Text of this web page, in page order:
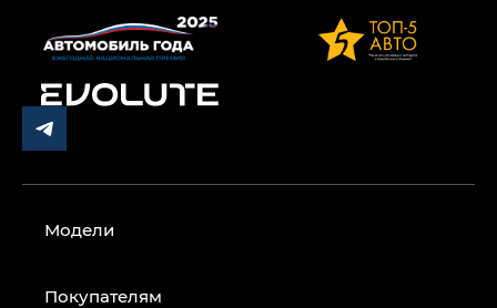
Модели
Покупателям